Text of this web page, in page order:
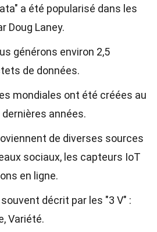
a été popularisé dans les
Doug Laney.
générons environ 2,5
de données.
mondiales ont été créées au
années.
de diverses sources
sociaux, les capteurs IoT
en ligne.
décrit par les "3 V" :
Variété.